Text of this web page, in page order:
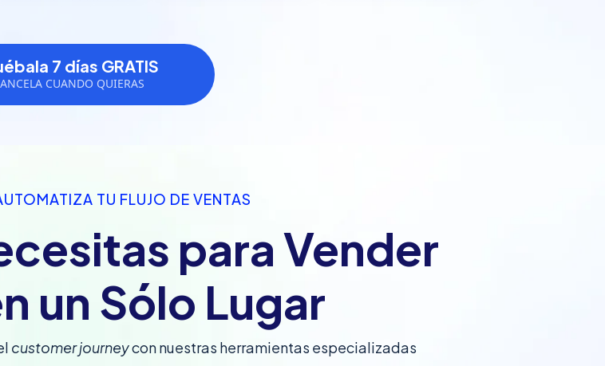
7 días GRATIS
CUANDO QUIERAS
TU FLUJO DE VENTAS
para Vender
un Sólo Lugar
customer journeycon nuestras herramientas especializadas